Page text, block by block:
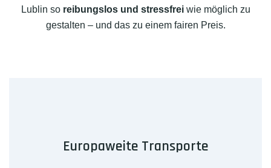
Lublin so reibungslos und stressfreiwie möglich zu
gestalten – und das zu einem fairen Preis.
Europaweite Transporte